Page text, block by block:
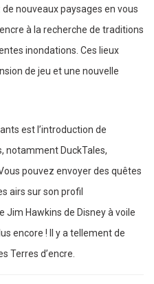
nouveaux paysages en vous
à la recherche de traditions
inondations. Ces lieux
de jeu et une nouvelle
est l’introduction de
notamment DuckTales,
pouvez envoyer des quêtes
airs sur son profil
Jim Hawkins de Disney à voile
encore ! Il y a tellement de
Terres d’encre.